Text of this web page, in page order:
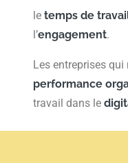
letemps de
l’engagement.
Les entreprises
performance
travail dans le